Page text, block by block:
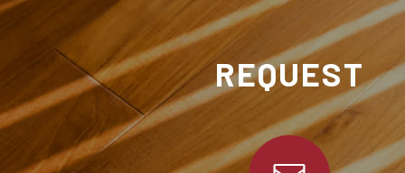
REQUEST